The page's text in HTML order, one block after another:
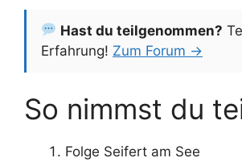
Hast du teilgenommen?
Erfahrung! Zum Forum →
So nimmst du
Folge Seifert am See